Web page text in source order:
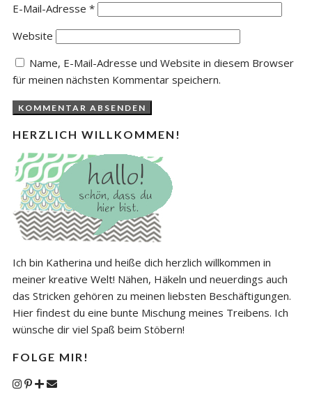
E-Mail-Adresse *
Website
Name, E-Mail-Adresse und Website in diesem Browser
für meinen nächsten Kommentar speichern.
HERZLICH WILLKOMMEN!
Ich bin Katherina und heiße dich herzlich willkommen in
meiner kreative Welt! Nähen, Häkeln und neuerdings auch
das Stricken gehören zu meinen liebsten Beschäftigungen.
Hier findest du eine bunte Mischung meines Treibens. Ich
wünsche dir viel Spaß beim Stöbern!
FOLGE MIR!